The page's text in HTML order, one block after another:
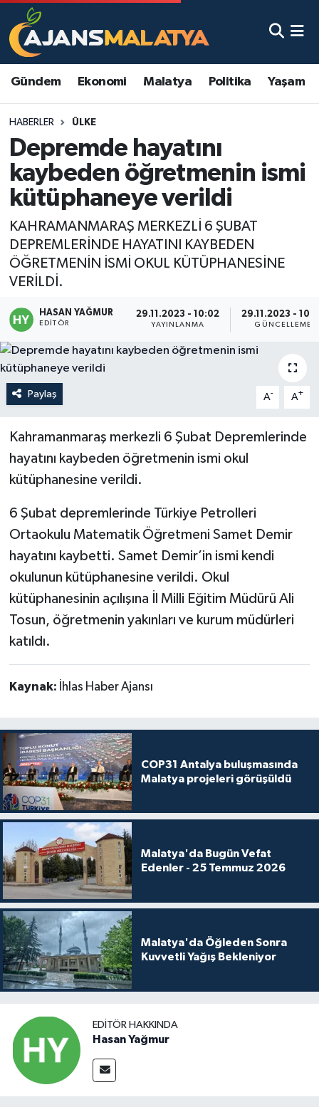
Gündem Ekonomi Malatya Politika Yaşam
HABERLER ÜLKE
Depremde hayatını
kaybeden öğretmenin ismi
kütüphaneye verildi
KAHRAMANMARAŞ MERKEZLİ 6 ŞUBAT
DEPREMLERİNDE HAYATINI KAYBEDEN
ÖĞRETMENİN İSMİ OKUL KÜTÜPHANESİNE
VERİLDİ.
HASAN YAĞMUR
EDITÖR
29.11.2023 - 10:02
YAYINLANMA
29.11.2023 -
GÜNCELLEME
Paylaş A- A+
Kahramanmaraş merkezli 6 Şubat Depremlerinde
hayatını kaybeden öğretmenin ismi okul
kütüphanesine verildi.
6 Şubat depremlerinde Türkiye Petrolleri
Ortaokulu Matematik Öğretmeni Samet Demir
hayatını kaybetti. Samet Demir’in ismi kendi
okulunun kütüphanesine verildi. Okul
kütüphanesinin açılışına İl Milli Eğitim Müdürü Ali
Tosun, öğretmenin yakınları ve kurum müdürleri
katıldı.
Kaynak: İhlas Haber Ajansı
COP31 Antalya buluşmasında
Malatya projeleri görüşüldü
Malatya'da Bugün Vefat
Edenler - 25 Temmuz 2026
Malatya'da Öğleden Sonra
Kuvvetli Yağış Bekleniyor
EDITÖR HAKKINDA
Hasan Yağmur
Asayiş
Eğitim
Ekonomi
Gündem
Kültür & Sanat
Magazin
Politika
Sağlık
Teknoloji
Malatya Nöbetçi Eczaneler
Malatya Namaz Vakitleri
Malatya Trafik Yoğunluk Haritası
TFF 3.Lig 2.Grup Puan Durumu ve Fikstür
Tüm Manşetler
Son Dakika Haberleri
Haber Arşivi